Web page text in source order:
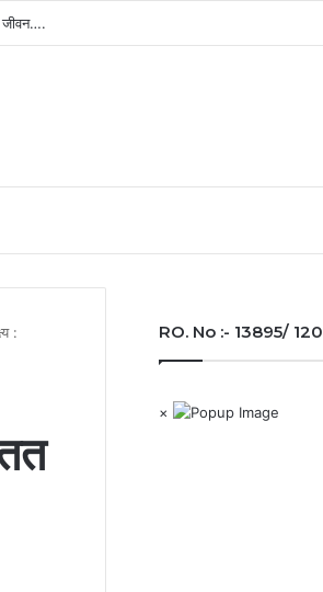
देश का पहला राज्य बना छत्तीसगढ़….
:
RO. No :- 13895/ 120
×